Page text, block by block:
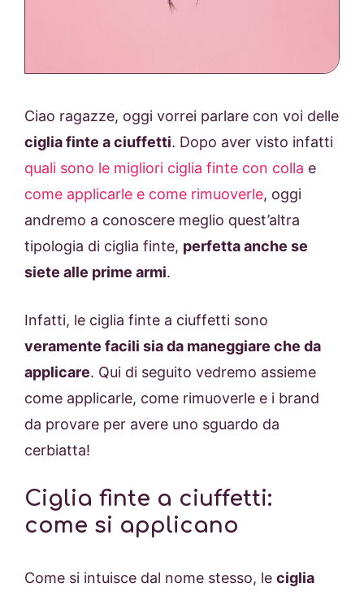
Ciao ragazze, oggi vorrei parlare con voi delle
ciglia finte a ciuffetti. Dopo aver visto infatti
quali sono le migliori ciglia finte con colla e
come applicarle e come rimuoverle, oggi
andremo a conoscere meglio quest’altra
tipologia di ciglia finte, perfetta anche se
siete alle prime armi.
Infatti, le ciglia finte a ciuffetti sono
veramente facili sia da maneggiare che da
applicare. Qui di seguito vedremo assieme
come applicarle, come rimuoverle e i brand
da provare per avere uno sguardo da
cerbiatta!
Ciglia finte a ciuffetti:
come si applicano
Come si intuisce dal nome stesso, le ciglia